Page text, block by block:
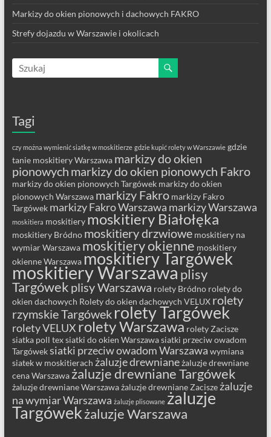
Markizy do okien pionowych i dachowych FAKRO
Strefy dojazdu w Warszawie i okolicach
Tagi
czy można wymienić siatkę w moskitierze gdzie kupić rolety w Warszawie gdzie
tanie moskitiery Warszawa markizy do okien
pionowych markizy do okien pionowych Fakro
markizy do okien pionowych Targówek markizy do okien
pionowych Warszawa markizy Fakro markizy Fakro
Targówek markizy Fakro Warszawa markizy Warszawa
moskitiera moskitiery moskitiery Białołęka
moskitiery Bródno moskitiery drzwiowe moskitiery na
wymiar Warszawa moskitiery okienne moskitiery
okienne Warszawa moskitiery Targówek
moskitiery Warszawa plisy
Targówek plisy Warszawa rolety Bródno rolety do
okien dachowych Rolety do okien dachowych VELUX rolety
rzymskie Targówek rolety Targówek
rolety VELUX rolety Warszawa rolety Zacisze
siatka poll texsiatki do okien Warszawasiatki przeciw owadom
Targóweksiatki przeciw owadom Warszawa wymiana
siatek w moskitierach żaluzje drewnianeżaluzje drewniane
cena Warszawa żaluzje drewniane Targówek
żaluzje drewniane Warszaważaluzje drewniane Zacisze żaluzje
na wymiar Warszawa żaluzje plisowane żaluzje
Targówekżaluzje Warszawa